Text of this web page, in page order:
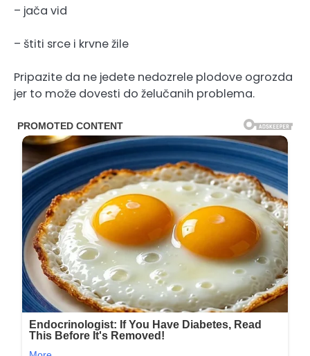
– jača vid
– štiti srce i krvne žile
Pripazite da ne jedete nedozrele plodove ogrozda
jer to može dovesti do želučanih problema.